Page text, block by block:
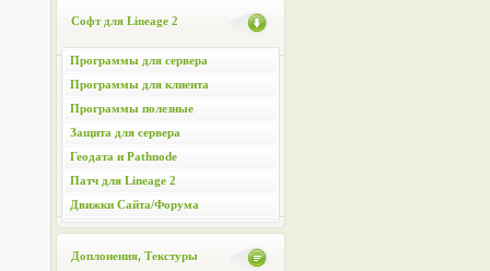
Софт для Lineage 2
Программы для сервера
Программы для клиента
Программы полезные
Защита для сервера
Геодата и Pathnode
Патч для Lineage 2
Движки Сайта/Форума
Доплонения, Текстуры